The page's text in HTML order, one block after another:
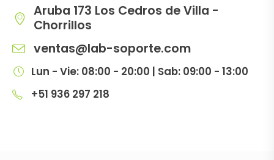
Aruba 173 Los Cedros de Villa -
Chorrillos
ventas@lab-soporte.com
Lun - Vie: 08:00 - 20:00 | Sab: 09:00 - 13:00
+51 936 297 218